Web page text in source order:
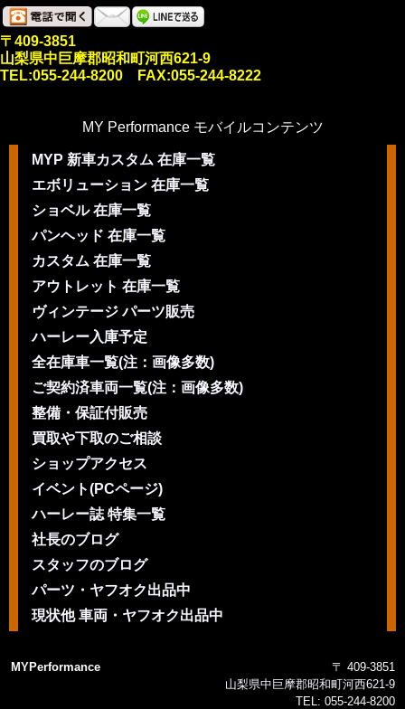
〒409-3851
山梨県中巨摩郡昭和町河西621-9
TEL:055-244-8200 FAX:055-244-8222
MY Performance モバイルコンテンツ
MYP 新車カスタム 在庫一覧
エボリューション 在庫一覧
ショベル 在庫一覧
パンヘッド 在庫一覧
カスタム 在庫一覧
アウトレット 在庫一覧
ヴィンテージ パーツ販売
ハーレー入庫予定
全在庫車一覧(注：画像多数)
ご契約済車両一覧(注：画像多数)
整備・保証付販売
買取や下取のご相談
ショップアクセス
イベント(PCページ)
ハーレー誌 特集一覧
社長のブログ
スタッフのブログ
パーツ・ヤフオク出品中
現状他 車両・ヤフオク出品中
MYPerformance
〒 409-3851
山梨県中巨摩郡昭和町河西621-9
TEL: 055-244-8200